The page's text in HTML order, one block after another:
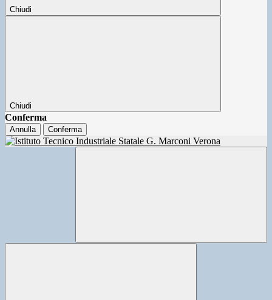
Chiudi
Chiudi
Conferma
Annulla Conferma